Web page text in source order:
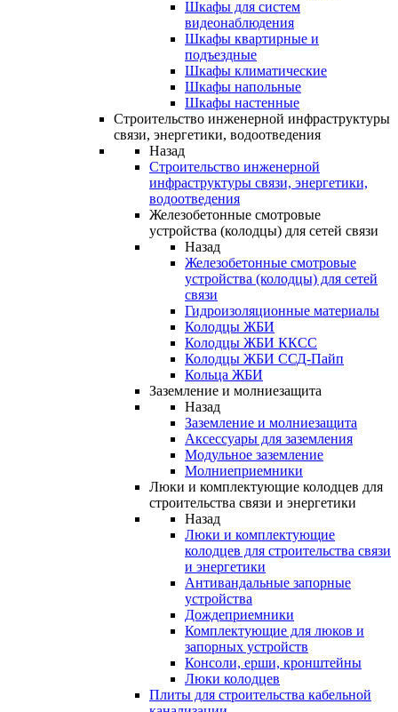
Шкафы для систем
видеонаблюдения
Шкафы квартирные и
подъездные
Шкафы климатические
Шкафы напольные
Шкафы настенные
Строительство инженерной инфраструктуры
связи, энергетики, водоотведения
Назад
Строительство инженерной
инфраструктуры связи, энергетики,
водоотведения
Железобетонные смотровые
устройства (колодцы) для сетей связи
Назад
Железобетонные смотровые
устройства (колодцы) для сетей
связи
Гидроизоляционные материалы
Колодцы ЖБИ
Колодцы ЖБИ ККСС
Колодцы ЖБИ ССД-Пайп
Кольца ЖБИ
Заземление и молниезащита
Назад
Заземление и молниезащита
Аксессуары для заземления
Модульное заземление
Молниеприемники
Люки и комплектующие колодцев для
строительства связи и энергетики
Назад
Люки и комплектующие
колодцев для строительства связи
и энергетики
Антивандальные запорные
устройства
Дождеприемники
Комплектующие для люков и
запорных устройств
Консоли, ерши, кронштейны
Люки колодцев
Плиты для строительства кабельной